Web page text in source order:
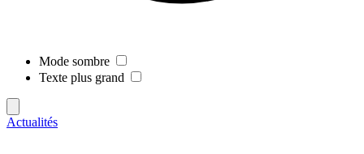
Mode sombre
Texte plus grand
Actualités